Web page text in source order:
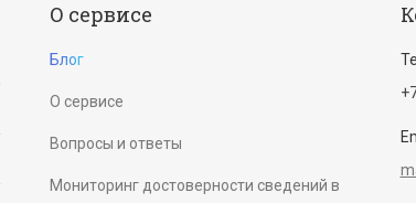
О сервисе
Блог
О сервисе
Вопросы и ответы
Мониторинг достоверности сведений в